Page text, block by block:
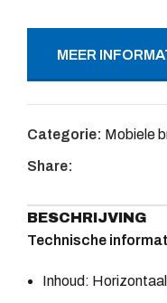
MEER
Categorie: Mobiele
Share:
BESCHRIJVING
Technische
Inhoud: